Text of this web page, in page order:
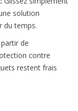
solution
du temps.
de
contre
restent frais